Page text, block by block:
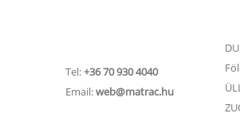
Tel:+36 70 930 4040
Email:web@matrac.hu